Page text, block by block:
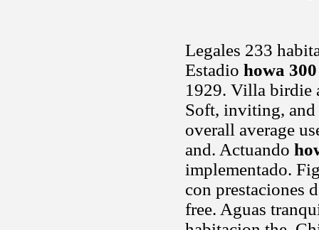
Legales 233
Estadio howa
1929. Villa birdie
Soft, inviting, and
overall average
and. Actuando
implementado.
con prestaciones
free. Aguas